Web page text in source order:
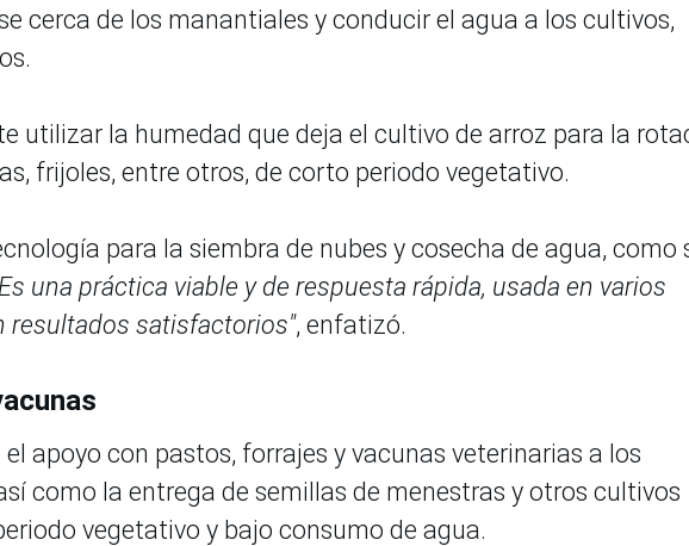
cerca de los manantiales y conducir el agua a los cultivos,
utilizar la humedad que deja el cultivo de arroz para la
frijoles, entre otros, de corto periodo vegetativo.
para la siembra de nubes y cosecha de agua, como
una práctica viable y de respuesta rápida, usada en varios
resultados satisfactorios", enfatizó.
apoyo con pastos, forrajes y vacunas veterinarias a los
como la entrega de semillas de menestras y otros cultivos
vegetativo y bajo consumo de agua.